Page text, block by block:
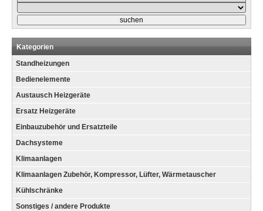
Kategorien
Standheizungen
Bedienelemente
Austausch Heizgeräte
Ersatz Heizgeräte
Einbauzubehör und Ersatzteile
Dachsysteme
Klimaanlagen
Klimaanlagen Zubehör, Kompressor, Lüfter, Wärmetauscher
Kühlschränke
Sonstiges / andere Produkte